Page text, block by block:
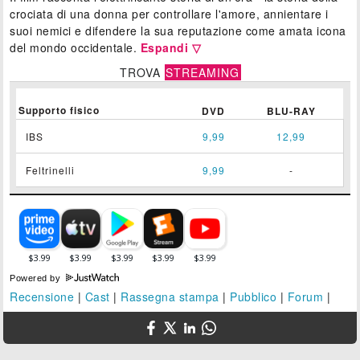
crociata di una donna per controllare l'amore, annientare i
suoi nemici e difendere la sua reputazione come amata icona
del mondo occidentale. Espandi ▽
TROVA STREAMING
Supporto fisico DVD BLU-RAY
IBS 9,99 12,99
Feltrinelli 9,99 -
Powered by
Recensione | Cast | Rassegna stampa | Pubblico | Forum |